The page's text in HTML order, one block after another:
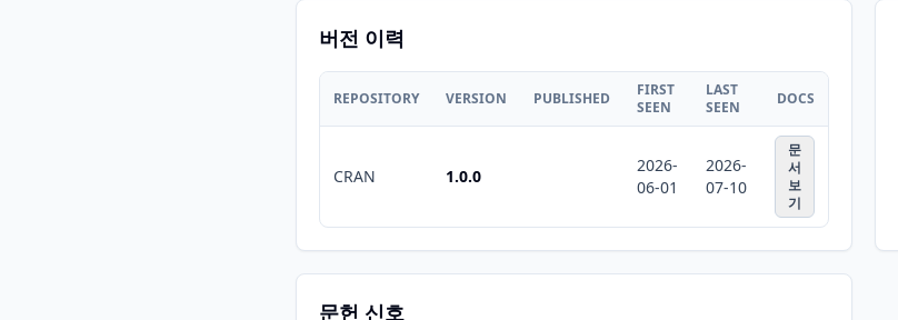
버전 이력
REPOSITORY VERSION PUBLISHED
FIRST
SEEN
LAST
SEEN
DOCS
CRAN 1.0.0
2026-
06-01
2026-
07-10
문
서
보
기
문헌 신호